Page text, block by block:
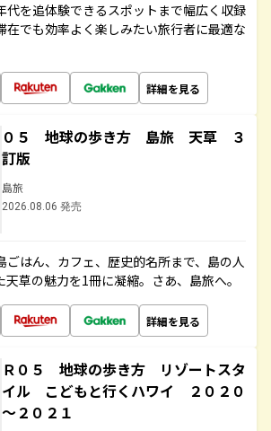
代を追体験できるスポットまで幅広く収録
在でも効率よく楽しみたい旅行者に最適な
詳細を見る
０５ 地球の歩き方 島旅 天草 ３
訂版
島旅
2026.08.06 発売
ごはん、カフェ、歴史的名所まで、島の人
草の魅力を1冊に凝縮。さあ、島旅へ。
詳細を見る
Ｒ０５ 地球の歩き方 リゾートスタ
イル こどもと行くハワイ ２０２０
～２０２１